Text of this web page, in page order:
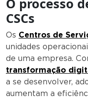
O processo
CSCs
Os Centros de
unidades
de uma empresa.
transformação
a se desenvolver,
aumentam a